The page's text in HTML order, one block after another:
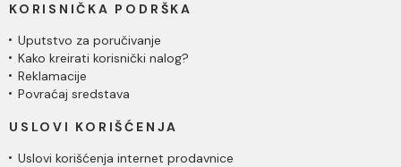
KORISNIČKA PODRŠKA
Uputstvo za poručivanje
Kako kreirati korisnički nalog?
Reklamacije
Povraćaj sredstava
USLOVI KORIŠĆENJA
Uslovi korišćenja internet prodavnice